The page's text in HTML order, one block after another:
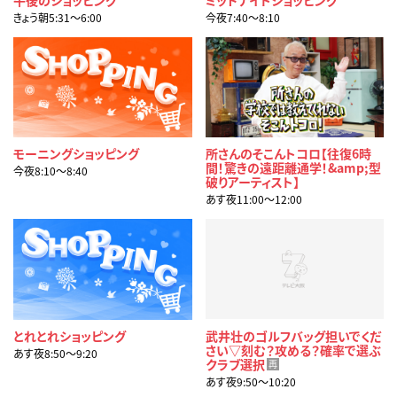
きょう朝5:31〜6:00 今夜7:40〜8:10
モーニングショッピング
今夜8:10〜8:40
所さんのそこんトコロ【往復6時
間！驚きの遠距離通学！&amp;型
破りアーティスト】
あす夜11:00〜12:00
とれとれショッピング
あす夜8:50〜9:20
武井壮のゴルフバッグ担いでくだ
さい▽刻む？攻める？確率で選ぶ
クラブ選択 再
あす夜9:50〜10:20